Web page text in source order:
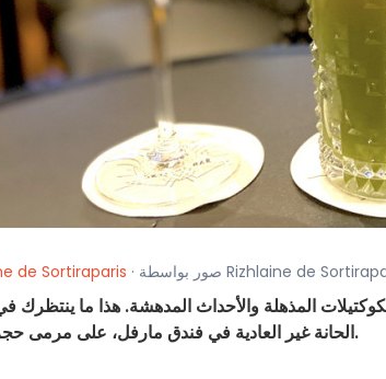
de Sortiraparis
المذهلة والأحداث المدهشة. هذا ما ينتظرك
الحانة غير العادية في فندق مارفل، على مرمى حجر من ديزني لاند.